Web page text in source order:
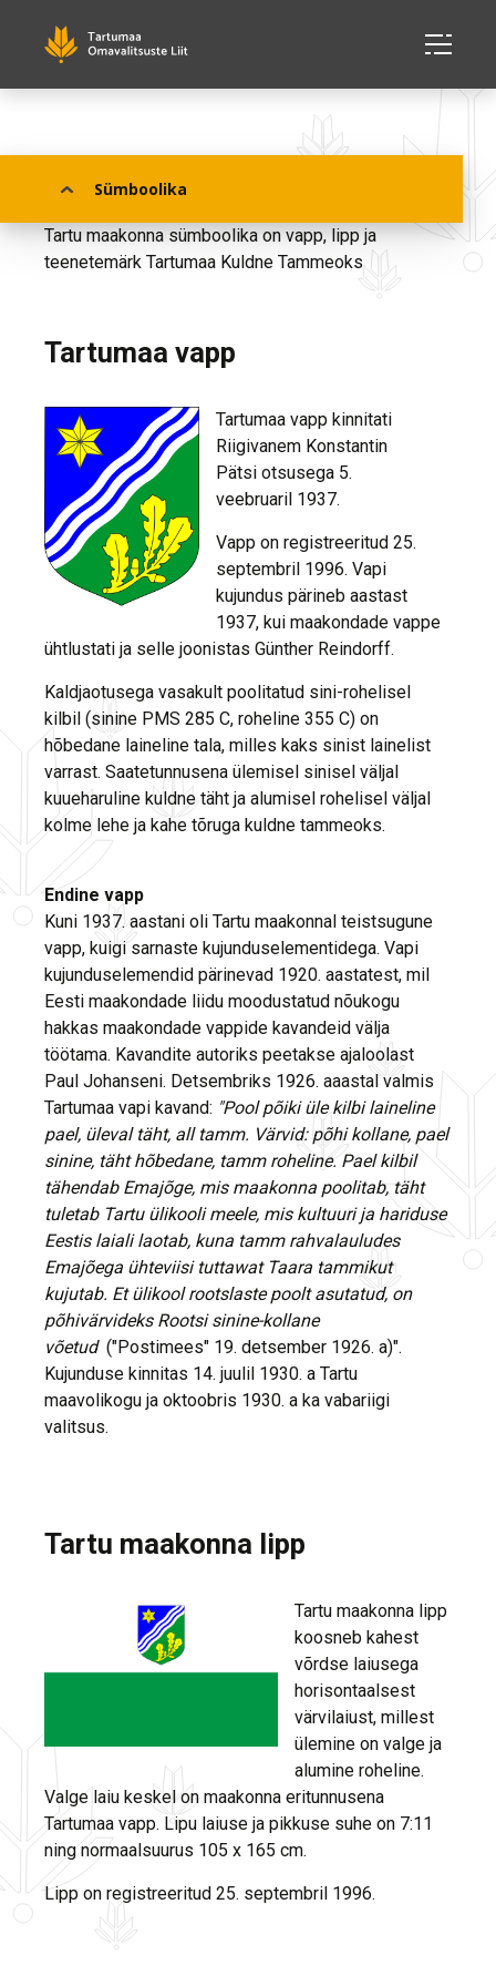
Sümboolika
Tartu maakonna sümboolika
Tartu maakonna sümboolika on vapp, lipp ja
teenetemärk Tartumaa Kuldne Tammeoks
Tartumaa vapp
Tartumaa vapp kinnitati
Riigivanem Konstantin
Pätsi otsusega 5.
veebruaril 1937.
Vapp on registreeritud 25.
septembril 1996. Vapi
kujundus pärineb aastast
1937, kui maakondade vappe
ühtlustati ja selle joonistas Günther Reindorff.
Kaldjaotusega vasakult poolitatud sini-rohelisel
kilbil (sinine PMS 285 C, roheline 355 C) on
hõbedane laineline tala, milles kaks sinist lainelist
varrast. Saatetunnusena ülemisel sinisel väljal
kuueharuline kuldne täht ja alumisel rohelisel väljal
kolme lehe ja kahe tõruga kuldne tammeoks.
Endine vapp
Kuni 1937. aastani oli Tartu maakonnal teistsugune
vapp, kuigi sarnaste kujunduselementidega. Vapi
kujunduselemendid pärinevad 1920. aastatest, mil
Eesti maakondade liidu moodustatud nõukogu
hakkas maakondade vappide kavandeid välja
töötama. Kavandite autoriks peetakse ajaloolast
Paul Johanseni. Detsembriks 1926. aaastal valmis
Tartumaa vapi kavand: "Pool põiki üle kilbi laineline
pael, üleval täht, all tamm. Värvid: põhi kollane, pael
sinine, täht hõbedane, tamm roheline. Pael kilbil
tähendab Emajõge, mis maakonna poolitab, täht
tuletab Tartu ülikooli meele, mis kultuuri ja hariduse
Eestis laiali laotab, kuna tamm rahvalauludes
Emajõega ühteviisi tuttawat Taara tammikut
kujutab. Et ülikool rootslaste poolt asutatud, on
põhivärvideks Rootsi sinine-kollane
võetud ("Postimees" 19. detsember 1926. a)".
Kujunduse kinnitas 14. juulil 1930. a Tartu
maavolikogu ja oktoobris 1930. a ka vabariigi
valitsus.
Tartu maakonna lipp
Tartu maakonna lipp
koosneb kahest
võrdse laiusega
horisontaalsest
värvilaiust, millest
ülemine on valge ja
alumine roheline.
Valge laiu keskel on maakonna eritunnusena
Tartumaa vapp. Lipu laiuse ja pikkuse suhe on 7:11
ning normaalsuurus 105 x 165 cm.
Lipp on registreeritud 25. septembril 1996.